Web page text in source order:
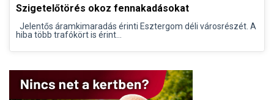
Szigetelőtörés okoz fennakadásokat
Jelentős áramkimaradás érinti Esztergom déli városrészét. A
hiba több trafókört is érint...